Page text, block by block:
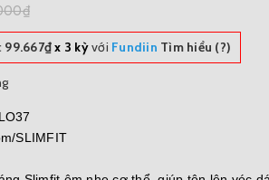
99.667₫x 3 kỳvới Fundiin Tìm hiểu (?)
SLIMFIT